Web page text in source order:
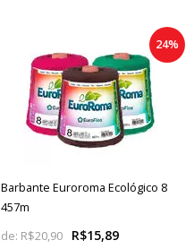
Barbante Euroroma Ecológico 8
457m
de: R$20,90 R$15,89
24%